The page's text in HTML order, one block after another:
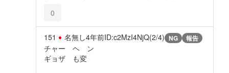
0
151 名無し4年前ID:c2MzI4NjQ(2/4) NG 報告
チャー ヘ ン
ギョザ も変